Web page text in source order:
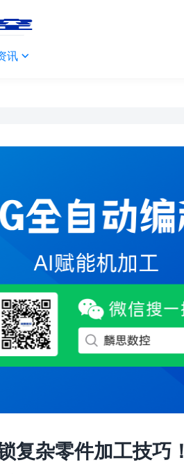
讯 
复杂零件加工技巧！